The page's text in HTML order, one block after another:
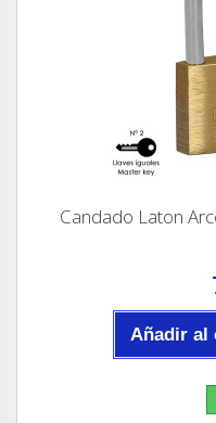
Candado Laton
Añadir al